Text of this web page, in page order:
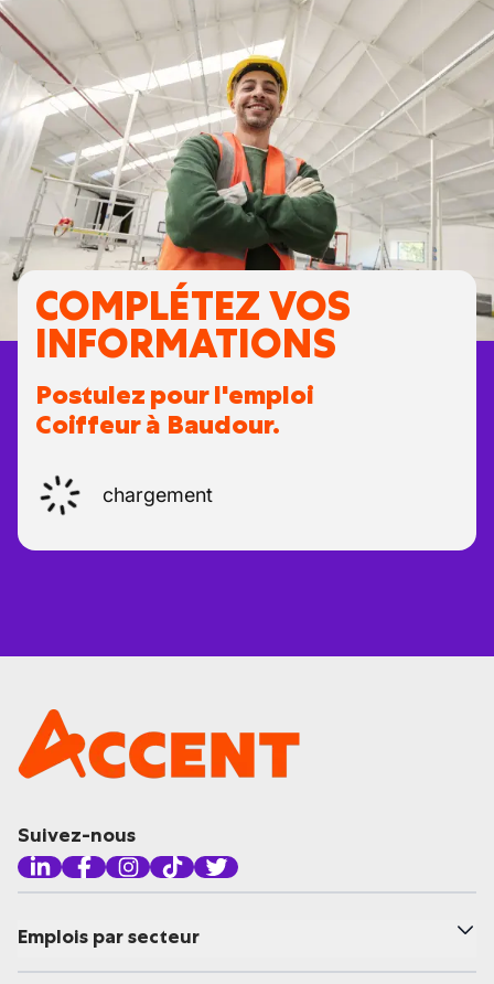
COMPLÉTEZ VOS
INFORMATIONS
Postulez pour l'emploi
Coiffeur à Baudour.
chargement
Suivez-nous
Emplois par secteur